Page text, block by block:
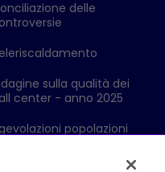
delle
sulla qualità dei
center - anno 2025
popolazioni